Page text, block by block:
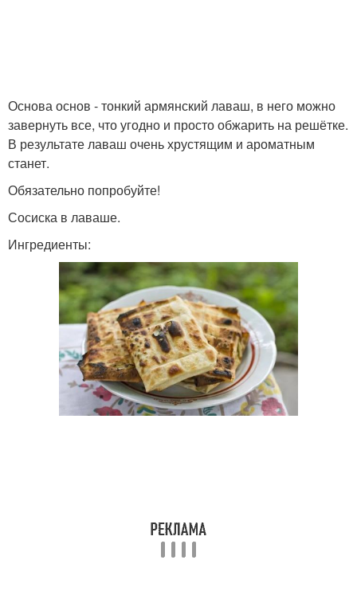
Основа основ - тонкий армянский лаваш, в него можно
завернуть все, что угодно и просто обжарить на решётке.
В результате лаваш очень хрустящим и ароматным
станет.
Обязательно попробуйте!
Сосиска в лаваше.
Ингредиенты: